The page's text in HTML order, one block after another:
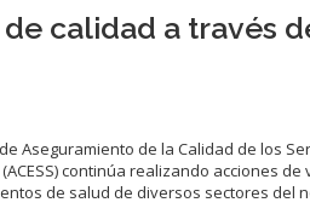
calidad a través
Aseguramiento de la Calidad de los
continúa realizando acciones de
de salud de diversos sectores del